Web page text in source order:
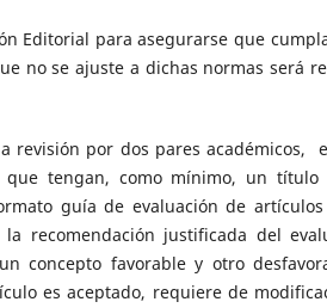
Editorial para asegurarse que
no se ajuste a dichas normas será
revisión por dos pares académicos,
tengan, como mínimo, un título
guía de evaluación de
recomendación justificada del
concepto favorable y otro
es aceptado, requiere de